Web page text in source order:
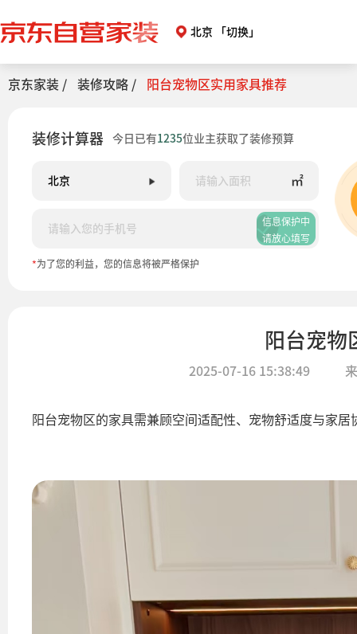
北京 「切换」
京东家装 / 装修攻略 / 阳台宠物区实用家具推荐
装修计算器 今日已有1235位业主获取了装修预算
㎡
信息保护中
请放心填写
*为了您的利益，您的信息将被严格保护
阳台宠物
2025-07-16 15:38:49
阳台宠物区的家具需兼顾空间适配性、宠物舒适度与家